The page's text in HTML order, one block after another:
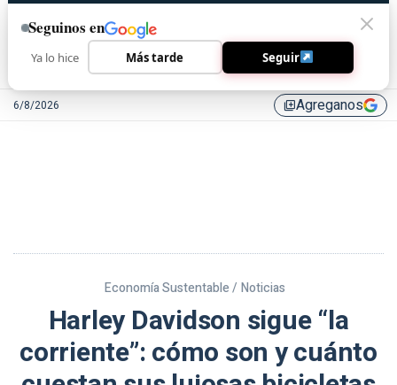
6/8/2026 library_addAgreganos
Economía Sustentable / Noticias
Harley Davidson sigue “la
corriente”: cómo son y cuánto
Seguinos en
Ya lo hice Más tarde Seguir